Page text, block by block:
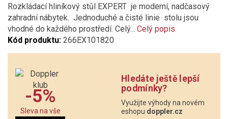
Rozkládací hliníkový stůl EXPERT je moderní, nadčasový
zahradní nábytek. Jednoduché a čisté linie stolu jsou
vhodné do každého prostředí. Celý... Celý popis
Kód produktu: 266EX101820
-5%
Sleva na vše
Hledáte ještě lepší
podmínky?
Využijte výhody na novém
eshopu doppler.cz